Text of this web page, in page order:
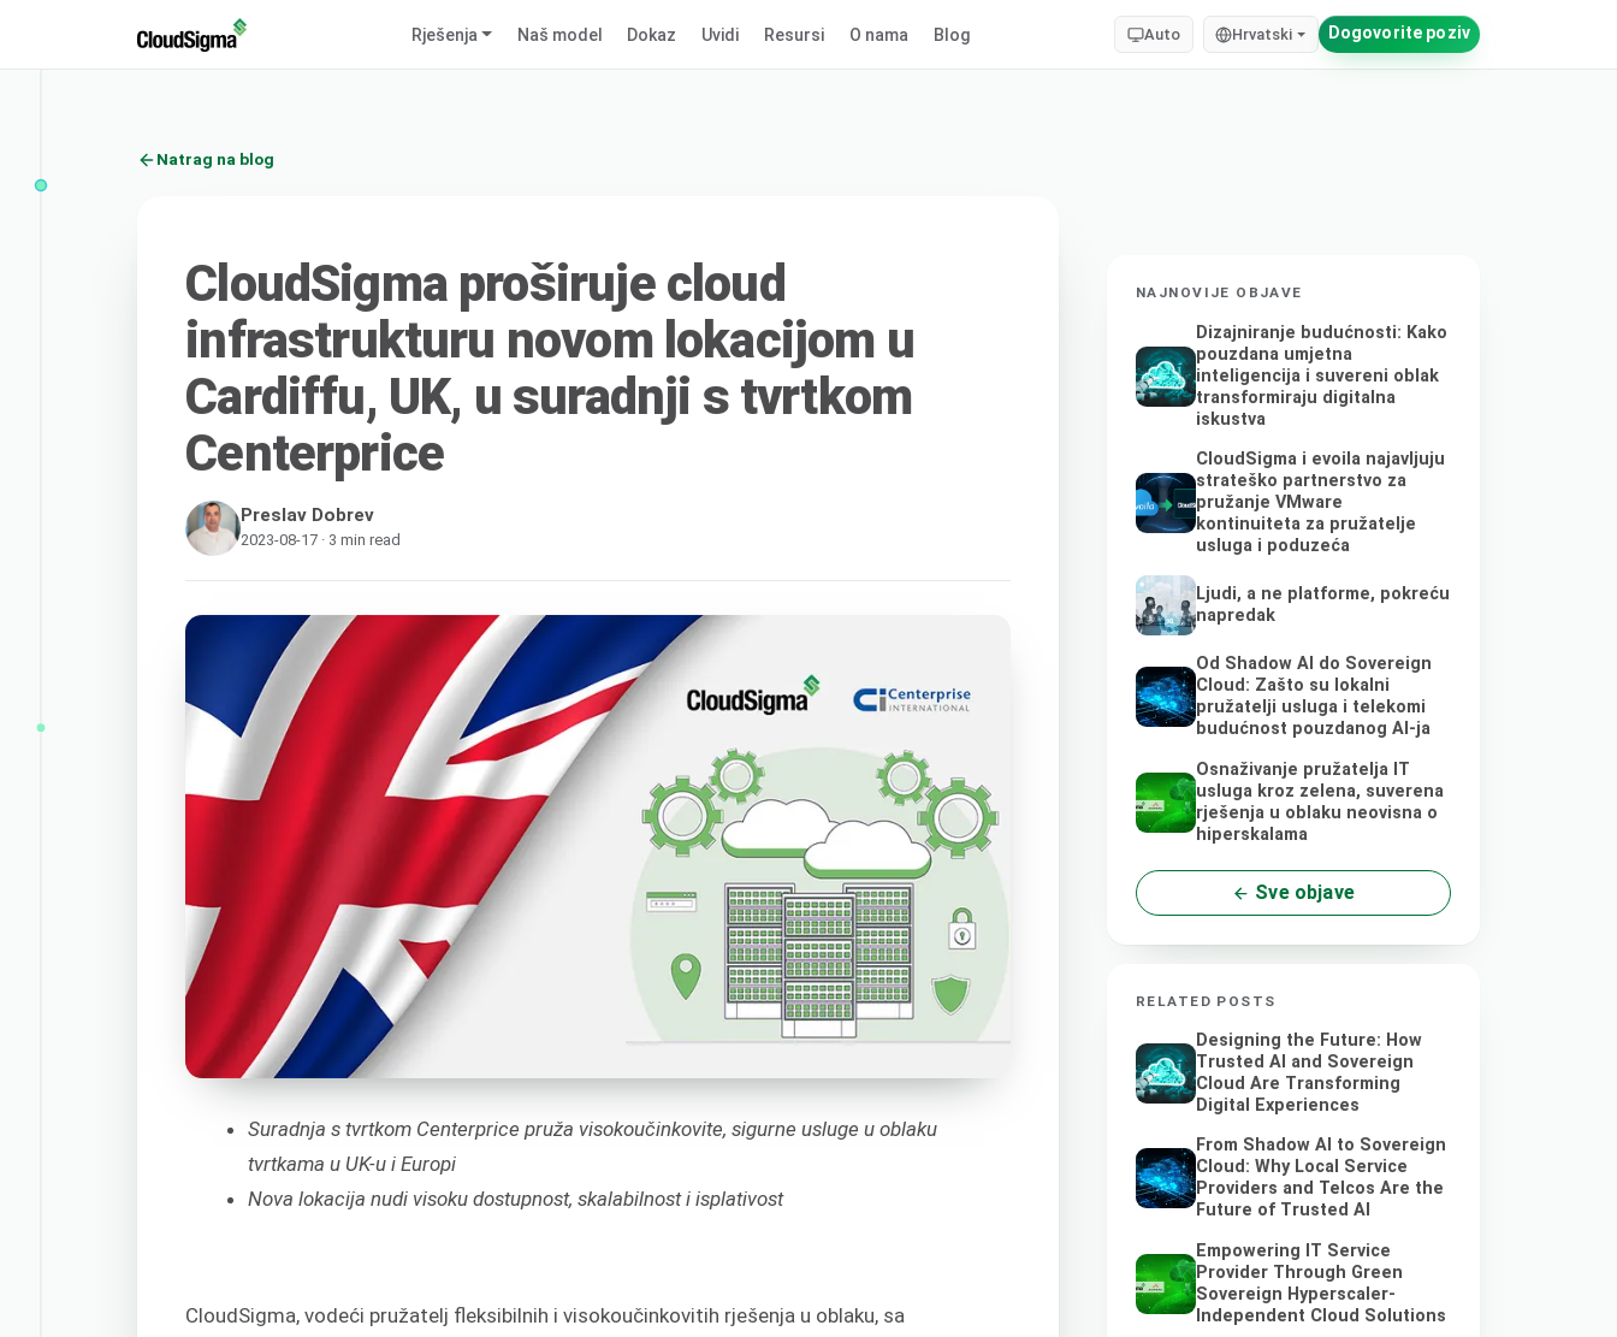
Rješenja Naš model Dokaz Uvidi Resursi O nama Blog Auto Hrvatski Dogovorite poziv
Natrag na blog
CloudSigma proširuje cloud
infrastrukturu novom lokacijom u
Cardiffu, UK, u suradnji s tvrtkom
Centerprice
Preslav Dobrev
2023-08-17 · 3 min read
Suradnja s tvrtkom Centerprice pruža visokoučinkovite, sigurne usluge u oblaku
tvrtkama u UK-u i Europi
Nova lokacija nudi visoku dostupnost, skalabilnost i isplativost
CloudSigma, vodeći pružatelj fleksibilnih i visokoučinkovitih rješenja u oblaku, sa
NAJNOVIJE OBJAVE
Dizajniranje budućnosti: Kako
pouzdana umjetna
inteligencija i suvereni oblak
transformiraju digitalna
iskustva
CloudSigma i evoila najavljuju
strateško partnerstvo za
pružanje VMware
kontinuiteta za pružatelje
usluga i poduzeća
Ljudi, a ne platforme, pokreću
napredak
Od Shadow AI do Sovereign
Cloud: Zašto su lokalni
pružatelji usluga i telekomi
budućnost pouzdanog AI-ja
Osnaživanje pružatelja IT
usluga kroz zelena, suverena
rješenja u oblaku neovisna o
hiperskalama
Sve objave
RELATED POSTS
Designing the Future: How
Trusted AI and Sovereign
Cloud Are Transforming
Digital Experiences
From Shadow AI to Sovereign
Cloud: Why Local Service
Providers and Telcos Are the
Future of Trusted AI
Empowering IT Service
Provider Through Green
Sovereign Hyperscaler-
Independent Cloud Solutions